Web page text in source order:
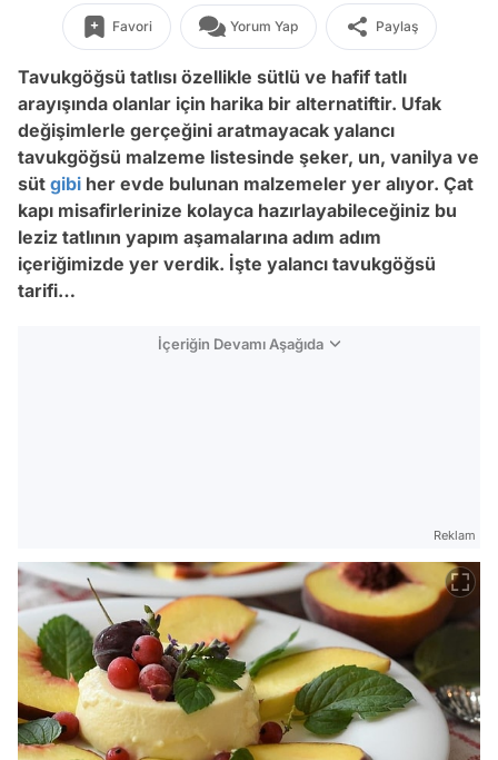
Favori Yorum Yap Paylaş
Tavukgöğsü tatlısı özellikle sütlü ve hafif tatlı
arayışında olanlar için harika bir alternatiftir. Ufak
değişimlerle gerçeğini aratmayacak yalancı
tavukgöğsü malzeme listesinde şeker, un, vanilya ve
süt gibi her evde bulunan malzemeler yer alıyor. Çat
kapı misafirlerinize kolayca hazırlayabileceğiniz bu
leziz tatlının yapım aşamalarına adım adım
içeriğimizde yer verdik. İşte yalancı tavukgöğsü
tarifi…
İçeriğin Devamı Aşağıda
Reklam